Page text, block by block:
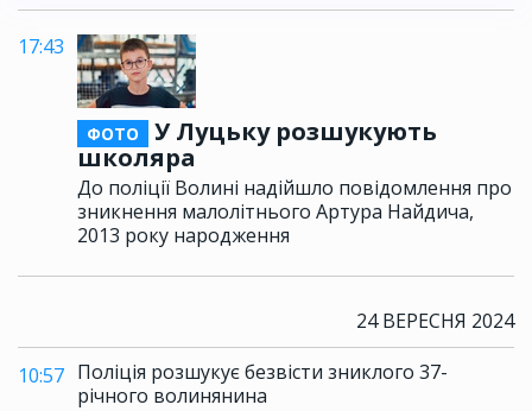
17:43
ФОТО
У Луцьку розшукують
школяра
До поліції Волині надійшло повідомлення про
зникнення малолітнього Артура Найдича,
2013 року народження
24 ВЕРЕСНЯ 2024
10:57 Поліція розшукує безвісти зниклого 37-
річного волинянина